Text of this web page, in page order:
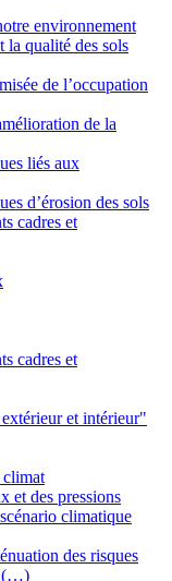
environnement
la qualité des sols
de l’occupation
de la
liés aux
d’érosion des sols
cadres et
cadres et
et intérieur"
climat
et des pressions
climatique
des risques
(…)